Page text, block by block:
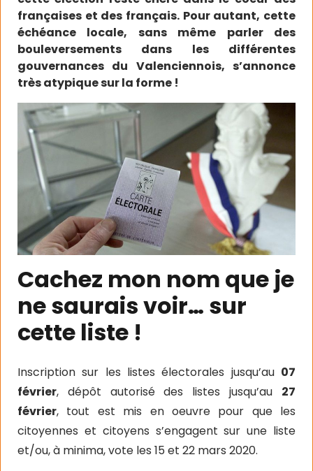
françaises et des français. Pour autant, cette
échéance locale, sans même parler des
bouleversements dans les différentes
gouvernances du Valenciennois, s’annonce
très atypique sur la forme !
Cachez mon nom que je
ne saurais voir… sur
cette liste !
Inscription sur les listes électorales jusqu’au 07
février, dépôt autorisé des listes jusqu’au 27
février, tout est mis en oeuvre pour que les
citoyennes et citoyens s’engagent sur une liste
et/ou, à minima, vote les 15 et 22 mars 2020.